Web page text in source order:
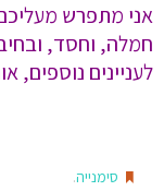
אני מתפרש
חמלה, וחסד,
לעניינים
סימנייה.